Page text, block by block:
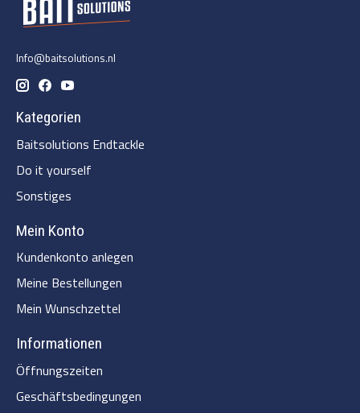
Info@baitsolutions.nl
Kategorien
Baitsolutions Endtackle
Do it yourself
Sonstiges
Mein Konto
Kundenkonto anlegen
Meine Bestellungen
Mein Wunschzettel
Informationen
Öffnungszeiten
Geschäftsbedingungen